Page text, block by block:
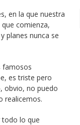
en la que nuestra
comienza,
planes nunca se
famosos
es triste pero
obvio, no puedo
realicemos.
todo lo que